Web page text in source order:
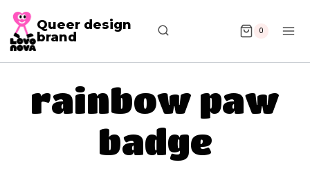
Queer design
brand
0
rainbow paw
badge